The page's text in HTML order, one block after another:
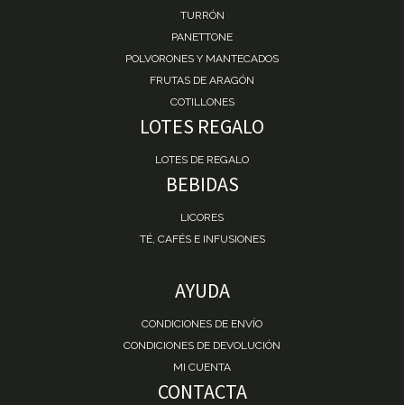
TURRÓN
PANETTONE
POLVORONES Y MANTECADOS
FRUTAS DE ARAGÓN
COTILLONES
LOTES REGALO
LOTES DE REGALO
BEBIDAS
LICORES
TÉ, CAFÉS E INFUSIONES
AYUDA
CONDICIONES DE ENVÍO
CONDICIONES DE DEVOLUCIÓN
MI CUENTA
CONTACTA